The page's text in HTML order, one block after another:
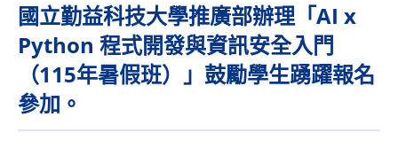
國立勤益科技大學推廣部辦理「AI x
Python 程式開發與資訊安全入門
（115年暑假班）」鼓勵學生踴躍報名
參加。